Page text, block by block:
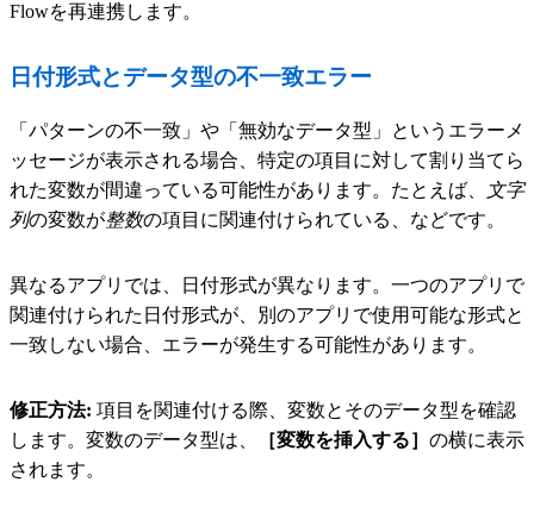
Flowを再連携します。
日付形式とデータ型の不一致エラー
「パターンの不一致」や「無効なデータ型」というエラーメ
ッセージが表示される場合、特定の項目に対して割り当てら
れた変数が間違っている可能性があります。たとえば、
文字
列の変数が整数の項目に関連付けられている、などです。
異なるアプリでは、日付形式が異なります。一つのアプリで
関連付けられた日付形式が、別のアプリで使用可能な形式と
一致しない場合、エラーが発生する可能性があります。
修正方法: 項目を関連付ける際、変数とそのデータ型を確認
します。変数のデータ型は、
［変数を挿入する］ の横に表示
されます。